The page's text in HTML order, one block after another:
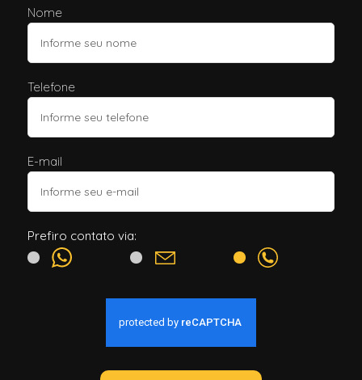
Nome
Telefone
E-mail
Prefiro contato via: